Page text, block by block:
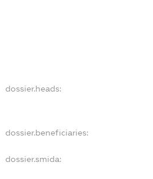
dossier.heads:
dossier.beneficiaries:
dossier.smida: